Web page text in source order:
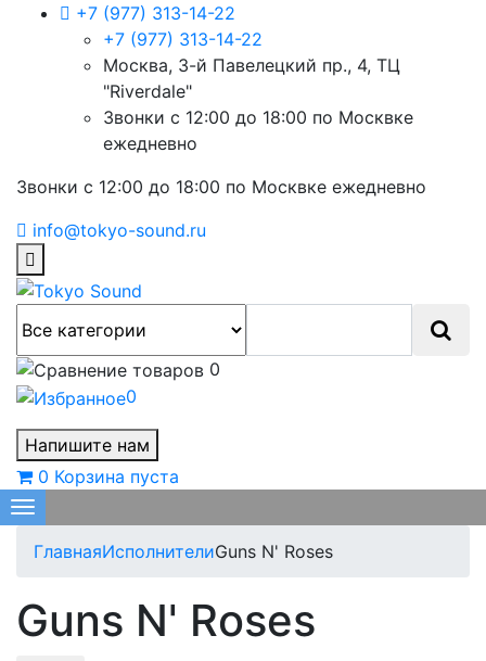
+7 (977) 313-14-22
+7 (977) 313-14-22
Москва, 3-й Павелецкий пр., 4, ТЦ
"Riverdale"
Звонки с 12:00 до 18:00 по Москвке
ежедневно
Звонки с 12:00 до 18:00 по Москвке ежедневно
info@tokyo-sound.ru
0
0
Напишите нам
0 Корзина пуста
Меню
ГлавнаяИсполнителиGuns N' Roses
Guns N' Roses